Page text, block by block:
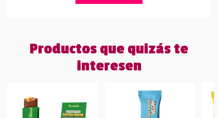
Productos que quizás te
interesen